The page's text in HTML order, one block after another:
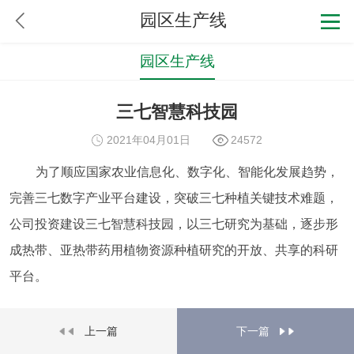
园区生产线
园区生产线
三七智慧科技园
2021年04月01日 24572
为了顺应国家农业信息化、数字化、智能化发展趋势，
完善三七数字产业平台建设，突破三七种植关键技术难题，
公司投资建设三七智慧科技园，以三七研究为基础，逐步形
成热带、亚热带药用植物资源种植研究的开放、共享的科研
平台。
上一篇 下一篇